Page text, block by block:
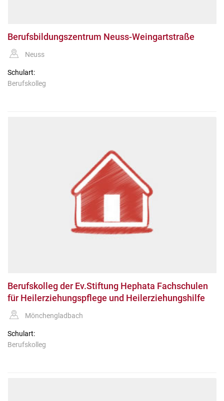
Berufsbildungszentrum Neuss-Weingartstraße
Neuss
Schulart:
Berufskolleg
Berufskolleg der Ev.Stiftung Hephata Fachschulen
für Heilerziehungspflege und Heilerziehungshilfe
Mönchengladbach
Schulart:
Berufskolleg